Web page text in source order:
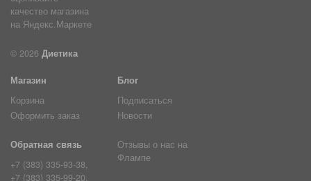
© 2026 Диетика
Магазин
Корзина
Оформить заказ
Блог
Подписаться
Новости
Обратная связь
+7 (383) 335-93-38,
+7 (383) 335-99-20,
Отзывы о нас на
Флампе